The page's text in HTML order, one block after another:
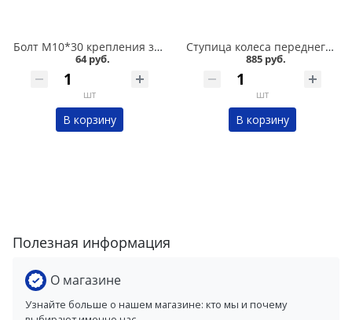
Болт М10*30 крепления задней ступицы 2108 в Омске
64 руб.
шт
В корзину
Ступица колеса переднего 2108, 2110, 2115 в Омске
885 руб.
шт
В корзину
Полезная информация
О магазине
Узнайте больше о нашем магазине: кто мы и почему